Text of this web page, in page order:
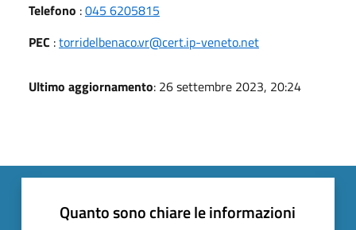
Telefono :045 6205815
PEC :torridelbenaco.vr@cert.ip-veneto.net
Ultimo aggiornamento: 26 settembre 2023, 20:24
Quanto sono chiare le informazioni